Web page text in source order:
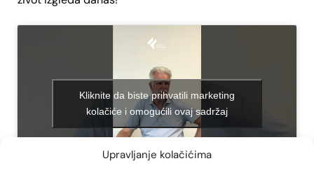
Upravljanje kolačićima
Kliknite da biste prihvatili marketing
kolačiće i omogućili ovaj sadržaj